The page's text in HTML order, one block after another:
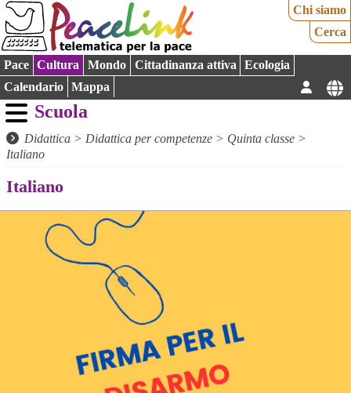
Chi siamo
Cerca
Pace Cultura Mondo Cittadinanza attiva
Ecologia
Calendario
Mappa
Scuola
Didattica > Didattica per competenze > Quinta classe >
Italiano
Italiano